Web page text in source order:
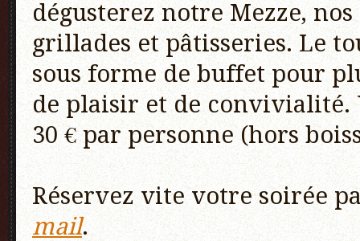
dégusterez notre Mezze, nos
grillades et pâtisseries. Le
sous forme de buffet pour
de plaisir et de convivialité.
30 € par personne (hors
Réservez vite votre soirée
mail.